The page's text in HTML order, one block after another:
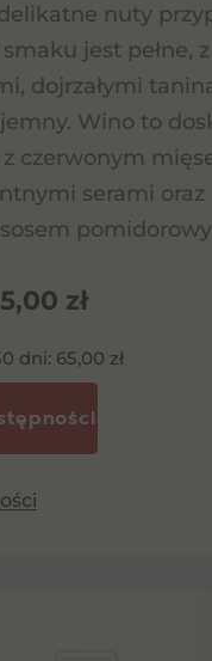
nuty
jest pełne,
dojrzałymi
Wino to
czerwonym
serami oraz
zł
dni: 65,00 zł